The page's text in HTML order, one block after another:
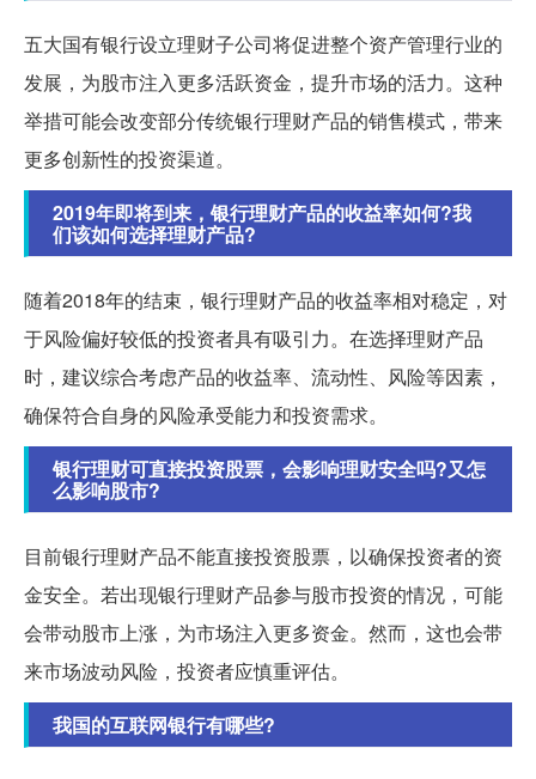
五大国有银行设立理财子公司将促进整个资产管理行业的
发展，为股市注入更多活跃资金，提升市场的活力。这种
举措可能会改变部分传统银行理财产品的销售模式，带来
更多创新性的投资渠道。
2019年即将到来，银行理财产品的收益率如何?我
们该如何选择理财产品?
随着2018年的结束，银行理财产品的收益率相对稳定，对
于风险偏好较低的投资者具有吸引力。在选择理财产品
时，建议综合考虑产品的收益率、流动性、风险等因素，
确保符合自身的风险承受能力和投资需求。
银行理财可直接投资股票，会影响理财安全吗?又怎
么影响股市?
目前银行理财产品不能直接投资股票，以确保投资者的资
金安全。若出现银行理财产品参与股市投资的情况，可能
会带动股市上涨，为市场注入更多资金。然而，这也会带
来市场波动风险，投资者应慎重评估。
我国的互联网银行有哪些?